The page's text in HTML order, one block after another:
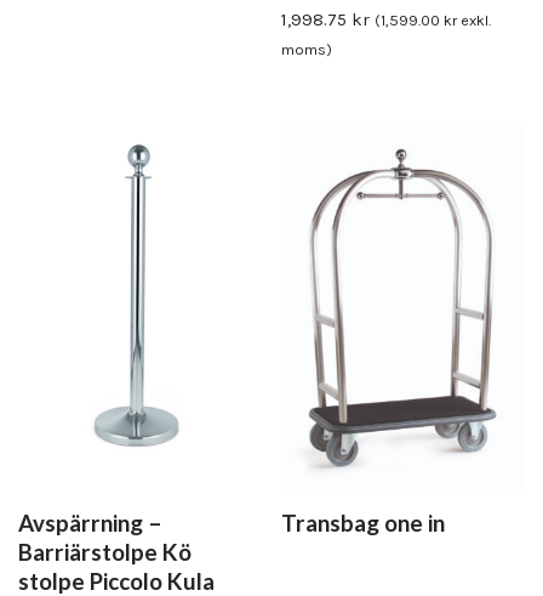
1,998.75 kr (1,599.00 krexkl.
moms)
Avspärrning –
Barriärstolpe Kö
stolpe Piccolo Kula
Transbag one in